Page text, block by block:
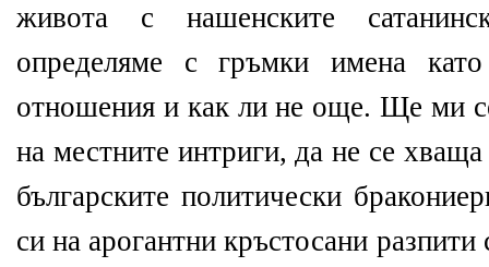
живота с нашенските
определяме с гръмки имена
отношения и как ли не още. Ще ми
на местните интриги, да не се
българските политически
си на арогантни кръстосани